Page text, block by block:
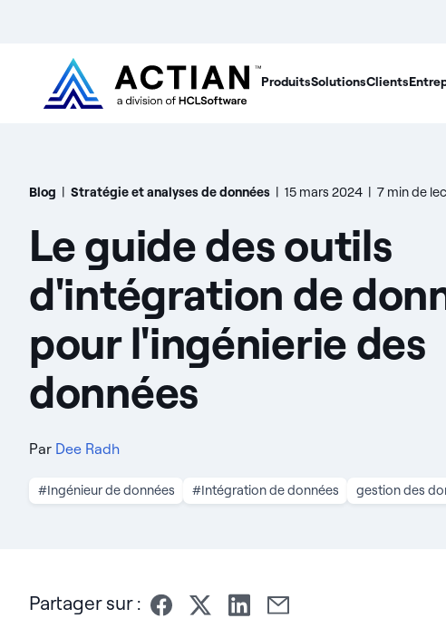
ProduitsSolutionsClients
Blog | Stratégie et analyses de données | 15 mars 2024 | 7 min de
Le guide des outils
d'intégration de
pour l'ingénierie des
données
Par Dee Radh
#Ingénieur de données #Intégration de données gestion des
Partager sur :